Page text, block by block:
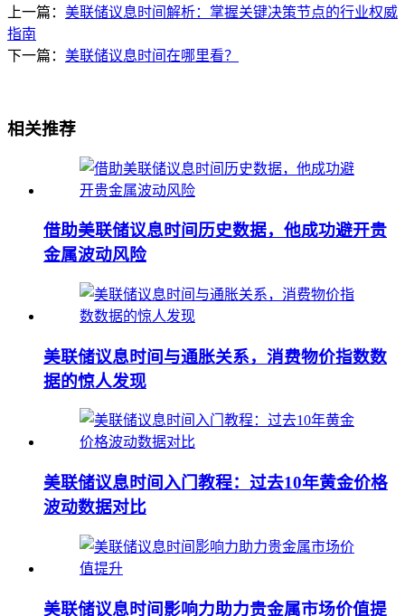
上一篇： 美联储议息时间解析：掌握关键决策节点的行业权威
指南
下一篇： 美联储议息时间在哪里看？
相关推荐
借助美联储议息时间历史数据，他成功避开贵
金属波动风险
美联储议息时间与通胀关系，消费物价指数数
据的惊人发现
美联储议息时间入门教程：过去10年黄金价格
波动数据对比
美联储议息时间影响力助力贵金属市场价值提